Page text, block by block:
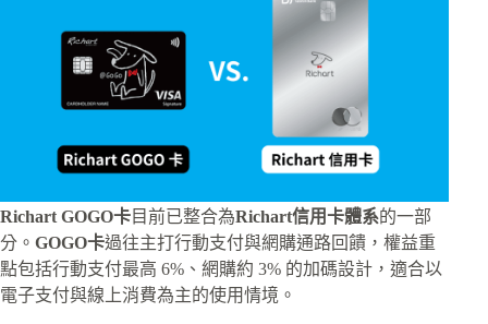
Richart GOGO卡目前已整合為Richart信用卡體系的一部
分。 GOGO卡過往主打行動支付與網購通路回饋，權益重
點包括行動支付最高 6%、網購約 3% 的加碼設計，適合以
電子支付與線上消費為主的使用情境。